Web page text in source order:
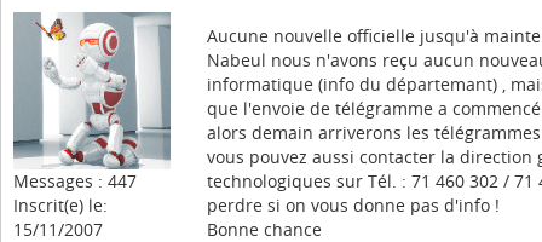
Messages : 447
Inscrit(e) le:
15/11/2007
Aucune nouvelle officielle jusqu'à
Nabeul nous n'avons reçu aucun
informatique (info du départemant) ,
que l'envoie de télégramme a
alors demain arriverons les
vous pouvez aussi contacter la direction
technologiques sur Tél. : 71 460 302 / 71
perdre si on vous donne pas d'info !
Bonne chance